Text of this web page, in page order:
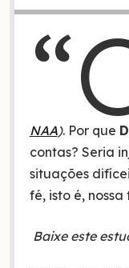
NAA). Por que
contas? Seria
situações
fé, isto é,
Baixe este